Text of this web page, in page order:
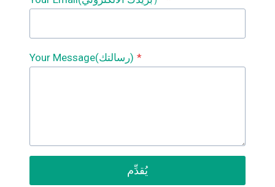
Your Message(رسالتك) *
يُقدِّم